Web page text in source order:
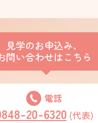
見学のお申込み、
問い合わせはこちら
電話
20-6320 (代表)